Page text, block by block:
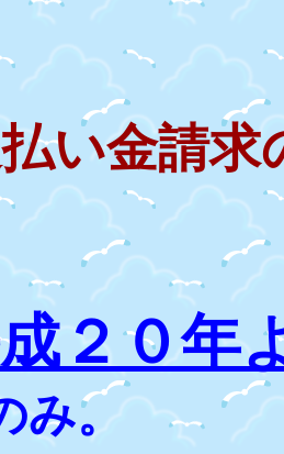
い金請求
成２０年
み。